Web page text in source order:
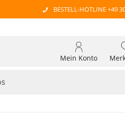
BESTELL-HOTLINE +49
Mein Konto